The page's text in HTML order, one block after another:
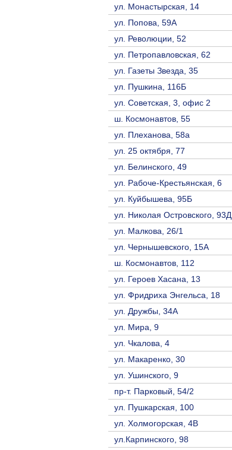
ул. Монастырская, 14
ул. Попова, 59А
ул. Революции, 52
ул. Петропавловская, 62
ул. Газеты Звезда, 35
ул. Пушкина, 116Б
ул. Советская, 3, офис 2
ш. Космонавтов, 55
ул. Плеханова, 58а
ул. 25 октября, 77
ул. Белинского, 49
ул. Рабоче-Крестьянская, 6
ул. Куйбышева, 95Б
ул. Николая Островского, 93Д
ул. Малкова, 26/1
ул. Чернышевского, 15А
ш. Космонавтов, 112
ул. Героев Хасана, 13
ул. Фридриха Энгельса, 18
ул. Дружбы, 34А
ул. Мира, 9
ул. Чкалова, 4
ул. Макаренко, 30
ул. Ушинского, 9
пр-т. Парковый, 54/2
ул. Пушкарская, 100
ул. Холмогорская, 4В
ул.Карпинского, 98